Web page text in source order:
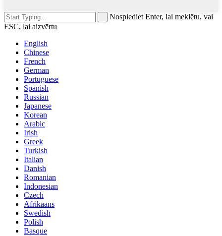
Nospiediet Enter, lai meklētu, vai
ESC, lai aizvērtu
English
Chinese
French
German
Portuguese
Spanish
Russian
Japanese
Korean
Arabic
Irish
Greek
Turkish
Italian
Danish
Romanian
Indonesian
Czech
Afrikaans
Swedish
Polish
Basque